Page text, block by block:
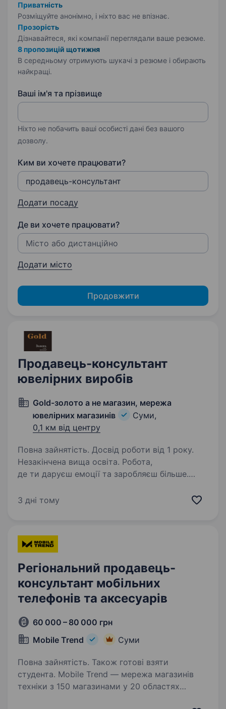
Приватність
Розміщуйте анонімно, і ніхто вас не впізнає.
Прозорість
Дізнавайтеся, які компанії переглядали ваше резюме.
8 пропозицій щотижня
В середньому отримують шукачі з резюме і обирають
найкращі.
Ваші ім'я та прізвище
Ніхто не побачить ваші особисті дані без вашого
дозволу.
Ким ви хочете працювати?
Додати посаду
Де ви хочете працювати?
Додати місто
Продовжити
Продавець-консультант
ювелірних виробів
Gold-золото а не магазин, мережа
ювелірних магазинів
Суми,
0,1 км від центру
Повна зайнятість. Досвід роботи від 1 року.
Незакінчена вища освіта. Робота,
де ти даруєш емоції та заробляєш більше.
Gold (Козацький вал, 1) Любиш красиві речі,
Що ти будеш…
3 дні тому
Регіональний продавець-
консультант мобільних
телефонів та аксесуарів
60 000 – 80 000 грн
Mobile Trend
Суми
Повна зайнятість. Також готові взяти
студента. Mobile Trend — мережа магазинів
техніки з 150 магазинами у 20 областях